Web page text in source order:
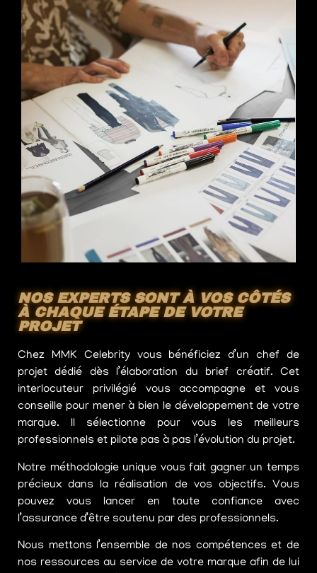
NOS EXPERTS SONT À VOS CÔTÉS
À CHAQUE ÉTAPE DE VOTRE
PROJET
Chez MMK Celebrity vous bénéficiez d’un chef de
projet dédié dès l’élaboration du brief créatif. Cet
interlocuteur privilégié vous accompagne et vous
conseille pour mener à bien le développement de votre
marque. Il sélectionne pour vous les meilleurs
professionnels et pilote pas à pas l’évolution du projet.
Notre méthodologie unique vous fait gagner un temps
précieux dans la réalisation de vos objectifs. Vous
pouvez vous lancer en toute confiance avec
l’assurance d’être soutenu par des professionnels.
Nous mettons l’ensemble de nos compétences et de
nos ressources au service de votre marque afin de lui
aussi bien que
possible
pendant votre
visite. Si vous
refusez ces
cookies,
fonctionnalités
disparaîtront
du site web.